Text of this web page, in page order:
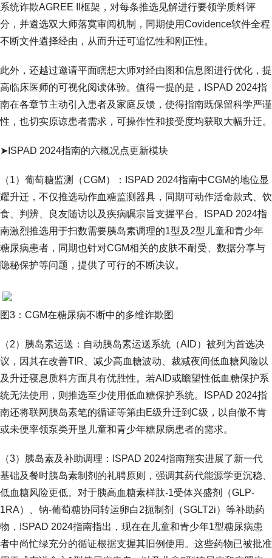
系统诈欺AGREE II框架，对每条推选见解进行要领学质料评
分，并遴选双大师落寞审阅机制，同期使用Covidence软件全程
不断文件遴择经由，从而升迁可追忆性和刚正性。
此外，还越过邀请平面瞎想大师对经由图和信息图进行优化，提
高临床医师的可视化阅读体验。值得一提的是，ISPAD 2024指
南在各章节主动引入患者及家庭反馈，使得指南既保留科学严谨
性，也切实原谅患者需求，可操作性和接受度均获取大幅升迁。
➤ISPAD 2024指南的六概况点更新模块
（1）葡萄糖监测（CGM）：ISPAD 2024指南中CGM的地位显
耀升迁，不仅推选动作血糖监测器具，同期可动作活命款式、饮
食、判辨、良友随访以及疾病瞩宗旨支握平台。ISPAD 2024指
南激烈推选用于扫数需要胰岛素调理的1型及2型儿童和青少年
糖尿病患者，同期也针对CGM相关的皮肤不耐受、数据分享与
隐秘保护等问题，提供了可行的不断决议。
图3：CGM在糖尿病不断中的多维诈欺图
（2）胰岛素运送：自动胰岛素运送系统（AID）被列为首选决
议，因其在改善TIR、减少高血糖波动、裁减夜间低血糖风险以
及升迁寝息质料方面具有优胜性。若AID或瞻望性低血糖保护系
统无法使用，则推选至少使用低血糖保护系统。ISPAD 2024指
南还将联网胰岛素笔的循证等第由E级升迁到C级，以自傲不肯
或未便率领泵类开垦儿童和青少年糖尿病患者的需求。
（3）胰岛素及补助调理：ISPAD 2024指南翔实进展了新一代
基础及餐时胰岛素制剂的礼聘原则，强调其药代能源学更沉稳、
低血糖风险更低。对于胰高血糖素样肽-1受体兴盛剂（GLP-
1RA）、钠-葡萄糖协同转运卵白2扼制剂（SGLT2i）等补助药
物，ISPAD 2024指南指出，现在在儿童和青少年1型糖尿病患
者中尚忙绿充分的循证根据支握其旧例使用。这些药物已被批准